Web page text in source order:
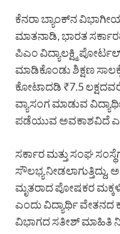
ಕೆನರಾ ಬ್ಯಾಂಕ್‌ನ
ಮಾತನಾಡಿ, ಭಾರತ
ಪಿಎಂ ವಿದ್ಯಾಲಕ್ಷ್ಮಿ
ಮಾಡಿಕೊಂಡು ಶಿಕ್ಷಣ
ಕೋಟಾದಡಿ ₹7.5
ವ್ಯಾಸಂಗ ಮಾಡುವ
ಪಡೆಯುವ ಅವಕಾಶವಿದೆ
ಸರ್ಕಾರ ಮತ್ತು ಸಂಘ
ಸೌಲಭ್ಯ
ಮೃತರಾದ ಪೋಷಕರ
ಎಂದು ವಿದ್ಯಾರ್ಥಿ ವೇತನದ
ವಿಭಾಗದ ಸತೀಶ್ ಮಾಹಿತಿ